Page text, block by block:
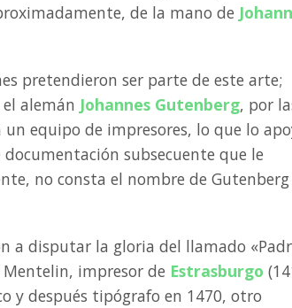
de la mano de
pretendieron ser parte de este arte;
alemán Johannes Gutenberg, por
equipo de impresores, lo que lo
documentación subsecuente que le
no consta el nombre de
a disputar la gloria del llamado
impresor de Estrasburgo
y después tipógrafo en 1470, otro